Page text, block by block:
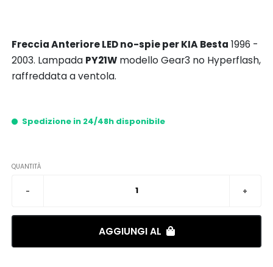
Freccia Anteriore LED no-spie per KIA Besta 1996 -
2003. Lampada PY21W modello Gear3 no Hyperflash,
raffreddata a ventola.
Spedizione in 24/48h disponibile
QUANTITÀ
AGGIUNGI AL